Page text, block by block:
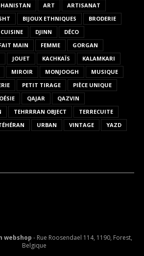
ART
ARTISANAT
BIJOUX ETHNIQUES
BRODERIE
CUISINE DJINN
DÉCO
MAIN FEMME
GORGAN
JOUET KACHKAÏS
KALAMKARI
MIROIR MONJOOGH
MUSIQUE
PETIT TIRAGE
PIÈCE UNIQUE
QAJAR
QAZVIN
TEHRRRAN OBJECT
TERRECUITE
URBAN VINTAGE
YAZD
webshop - Rue Roosendael 114, 1190, Forest,
Belgique